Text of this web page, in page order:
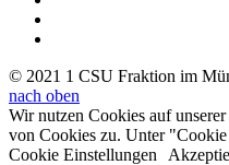
© 2021 1 CSU Fraktion im
nach oben
Wir nutzen Cookies auf
von Cookies zu. Unter "Cookie
Cookie Einstellungen